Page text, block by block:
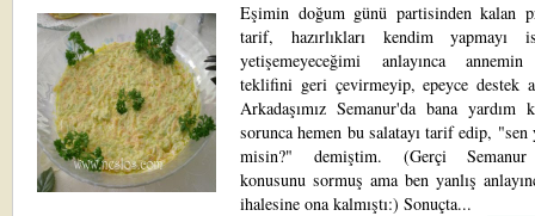
Eşimin doğum günü partisinden kalan
tarif, hazırlıkları kendim yapmayı
yetişemeyeceğimi anlayınca
teklifini geri çevirmeyip, epeyce destek
Arkadaşımız Semanur'da bana yardım
sorunca hemen bu salatayı tarif edip,
misin?" demiştim. (Gerçi
konusunu sormuş ama ben yanlış
ihalesine ona kalmıştı:) Sonuçta...